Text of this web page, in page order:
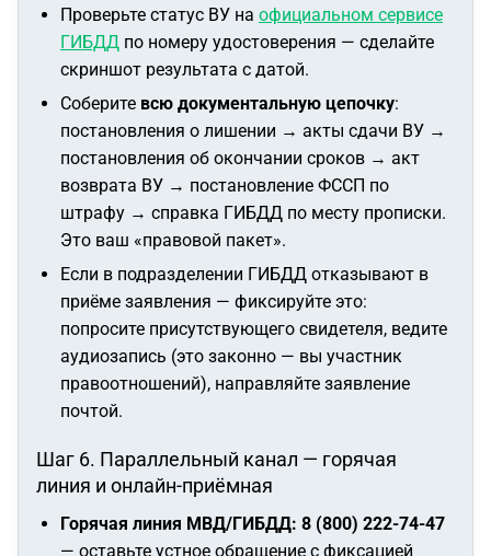
Проверьте статус ВУ на официальном сервисе
ГИБДД по номеру удостоверения — сделайте
скриншот результата с датой.
Соберите всю документальную цепочку:
постановления о лишении → акты сдачи ВУ →
постановления об окончании сроков → акт
возврата ВУ → постановление ФССП по
штрафу → справка ГИБДД по месту прописки.
Это ваш «правовой пакет».
Если в подразделении ГИБДД отказывают в
приёме заявления — фиксируйте это:
попросите присутствующего свидетеля, ведите
аудиозапись (это законно — вы участник
правоотношений), направляйте заявление
почтой.
Шаг 6. Параллельный канал — горячая
линия и онлайн-приёмная
Горячая линия МВД/ГИБДД: 8 (800) 222-74-47
— оставьте устное обращение с фиксацией